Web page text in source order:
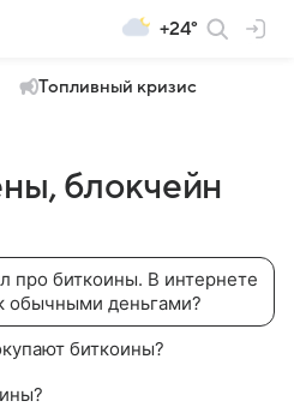
+24°
Топливный кризис
блокчейн
про биткоины. В интернете
обычными деньгами?
биткоины?